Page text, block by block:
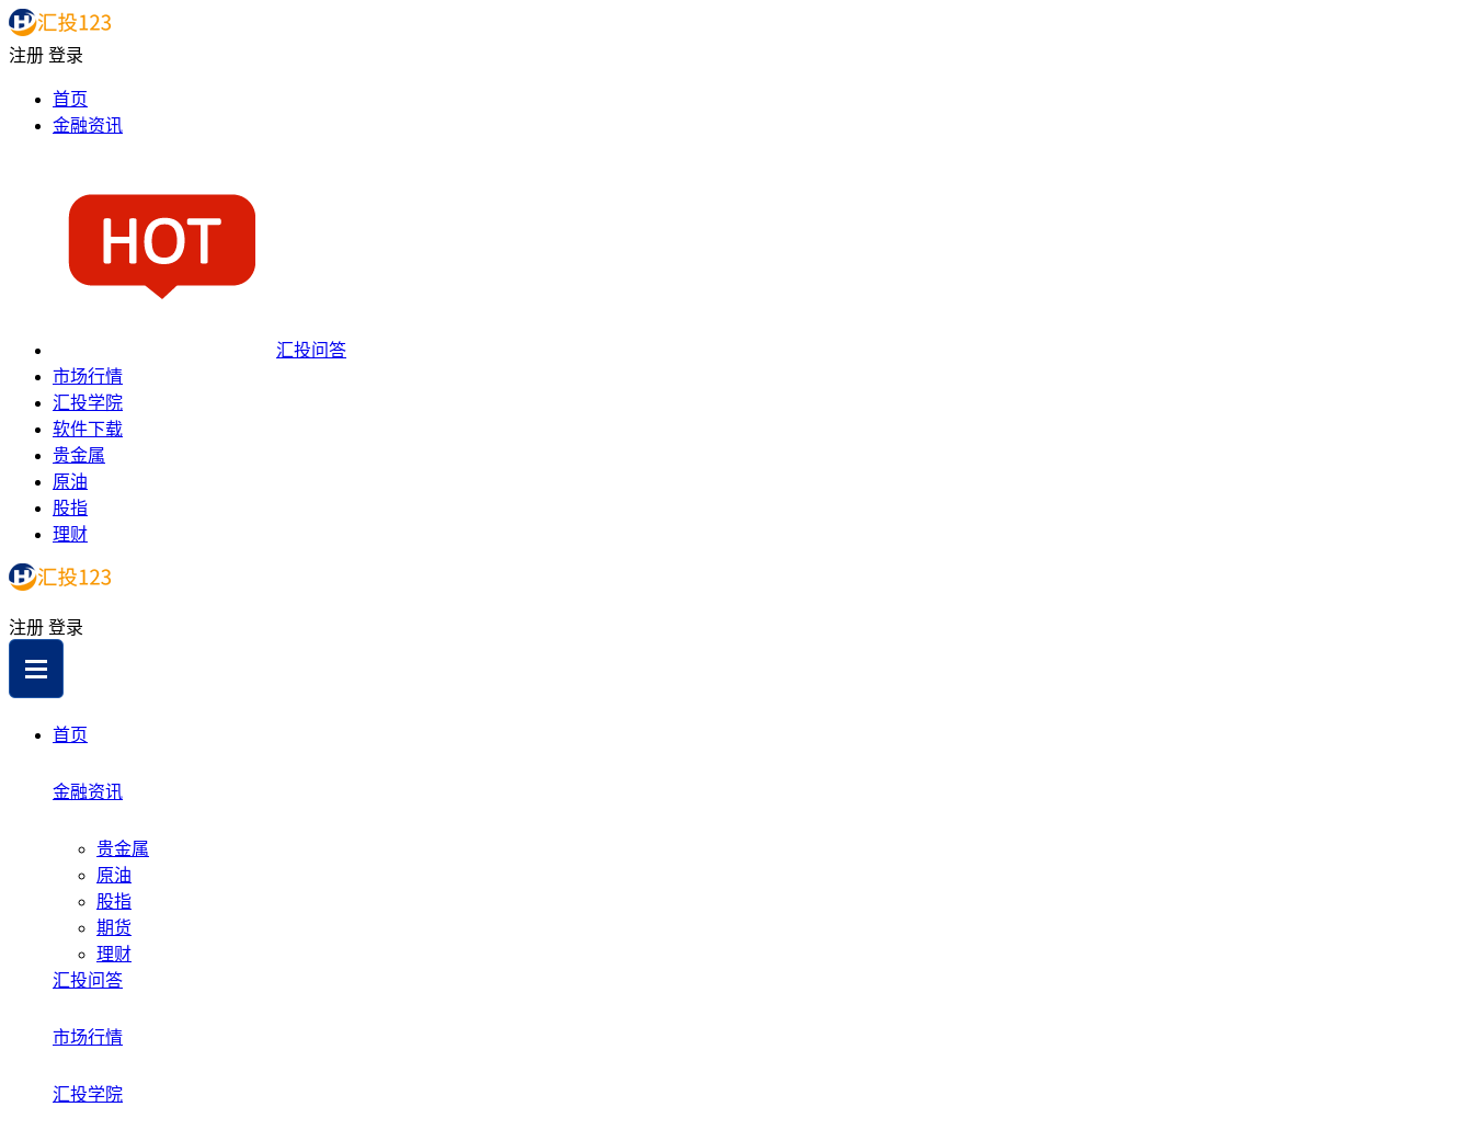
注册 登录
首页
金融资讯
汇投问答
市场行情
汇投学院
软件下载
贵金属
原油
股指
理财
注册 登录
首页
金融资讯
贵金属
原油
股指
期货
理财
汇投问答
市场行情
汇投学院